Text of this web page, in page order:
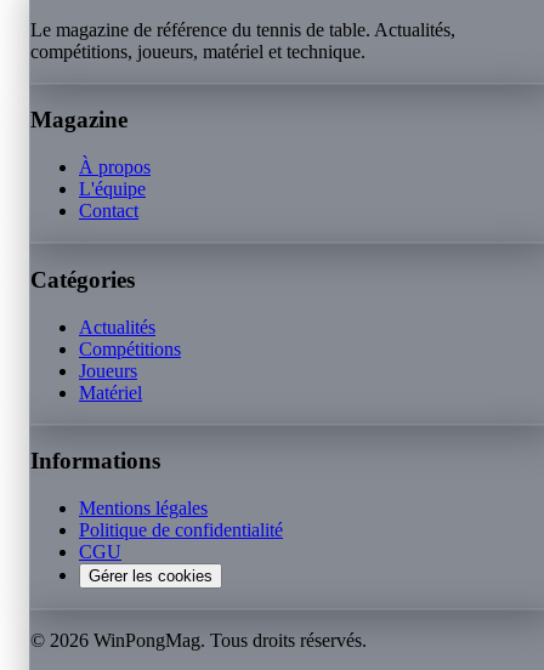
Le magazine de référence du tennis de table. Actualités,
compétitions, joueurs, matériel et technique.
Magazine
À propos
L'équipe
Contact
Catégories
Actualités
Compétitions
Joueurs
Matériel
Informations
Mentions légales
Politique de confidentialité
CGU
Gérer les cookies
© 2026 WinPongMag. Tous droits réservés.